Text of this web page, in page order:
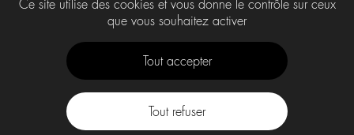
Ce site utilise des cookies et vous donne le contrôle sur ceux
que vous souhaitez activer
Tout accepter
Tout refuser